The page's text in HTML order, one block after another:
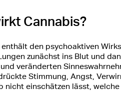
Cannabis?
den psychoaktiven
zunächst ins Blut und
veränderten
Stimmung, Angst,
nicht einschätzen lässt,